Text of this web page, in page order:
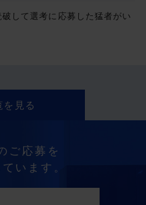
して選考に応募した猛者がい
を見る
ご応募を
います。